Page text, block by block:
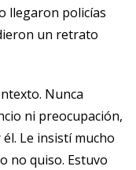
llegaron policías
un retrato
Nunca
ni preocupación,
Le insistí mucho
no quiso. Estuvo